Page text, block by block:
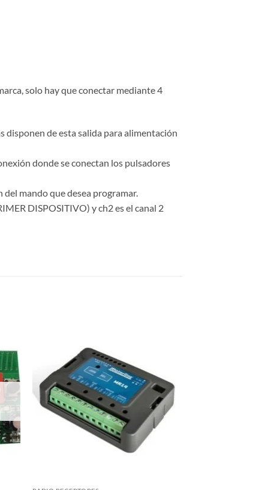
solo hay que conectar mediante 4
disponen de esta salida para alimentación
donde se conectan los pulsadores
mando que desea programar.
DISPOSITIVO) y ch2 es el canal 2